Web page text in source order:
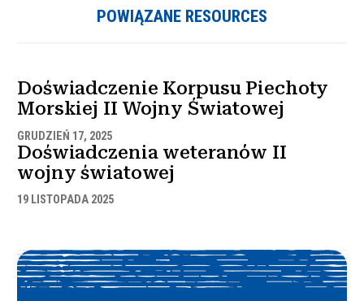
POWIĄZANE RESOURCES
Doświadczenie Korpusu Piechoty
Morskiej II Wojny Światowej
GRUDZIEŃ 17, 2025
Doświadczenia weteranów II
wojny światowej
19 LISTOPADA 2025